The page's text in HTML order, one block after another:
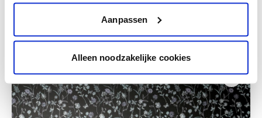
Aanpassen
Alleen noodzakelijke cookies
Deze stijlen zijn misschien ook iets voor jou